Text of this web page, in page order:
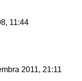
11:44
2011, 21:11